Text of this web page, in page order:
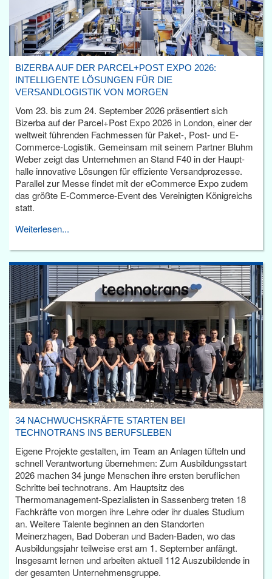
BIZERBA AUF DER PARCEL+POST EXPO 2026:
INTELLIGENTE LÖSUNGEN FÜR DIE
VERSANDLOGISTIK VON MORGEN
Vom 23. bis zum 24. September 2026 präsentiert sich
Bizerba auf der Parcel+Post Expo 2026 in London, einer der
weltweit führenden Fachmessen für Paket-, Post- und E-
Commerce-Logistik. Gemeinsam mit seinem Partner Bluhm
Weber zeigt das Unternehmen an Stand F40 in der Haupt­
halle innovative Lösungen für effiziente Versandprozesse.
Parallel zur Messe findet mit der eCommerce Expo zudem
das größte E-Commerce-Event des Vereinigten Königreichs
statt.
Weiterlesen...
34 NACHWUCHSKRÄFTE STARTEN BEI
TECHNOTRANS INS BERUFSLEBEN
Eigene Projekte gestalten, im Team an Anlagen tüfteln und
schnell Verantwortung übernehmen: Zum Ausbildungsstart
2026 machen 34 junge Menschen ihre ersten beruflichen
Schritte bei technotrans. Am Hauptsitz des
Thermomanagement-Spezialisten in Sassenberg treten 18
Fachkräfte von morgen ihre Lehre oder ihr duales Studium
an. Weitere Talente beginnen an den Standorten
Meinerzhagen, Bad Doberan und Baden-Baden, wo das
Ausbildungsjahr teilweise erst am 1. September anfängt.
Insgesamt lernen und arbeiten aktuell 112 Auszubildende in
der gesamten Unternehmensgruppe.